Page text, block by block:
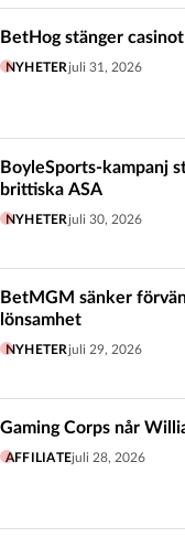
BetHog stänger
NYHETER juli 31, 2026
BoyleSports-kampanj
brittiska ASA
NYHETER juli 30, 2026
BetMGM sänker
lönsamhet
NYHETER juli 29, 2026
Gaming Corps når
AFFILIATEjuli 28, 2026